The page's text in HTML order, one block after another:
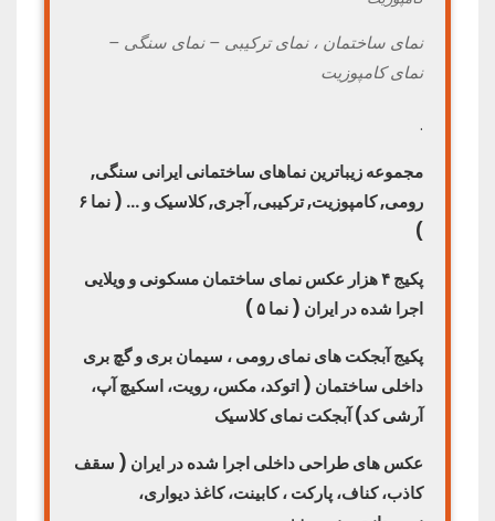
نمای ساختمان ، نمای ترکیبی – نمای سنگی –
نمای کامپوزیت
.
مجموعه زیباترین نماهای ساختمانی ایرانی سنگی,
رومی, کامپوزیت, ترکیبی, آجری, کلاسیک و … ( نما ۶
)
پکیج ۴ هزار عکس نمای ساختمان مسکونی و ویلایی
اجرا شده در ایران ( نما ۵ )
پکیج آبجکت های نمای رومی ، سیمان بری و گچ بری
داخلی ساختمان ( اتوکد، مکس، رویت، اسکیچ آپ،
آرشی کد) آبجکت نمای کلاسیک
عکس های طراحی داخلی اجرا شده در ایران ( سقف
کاذب، کناف، پارکت ، کابینت، کاغذ دیواری،